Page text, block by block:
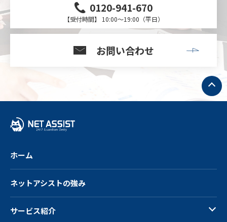
0120-941-670
【受付時間】 10:00～19:00（平日）
お問い合わせ
ト
ッ
プ
へ
ホーム
ネットアシストの強み
サービス紹介